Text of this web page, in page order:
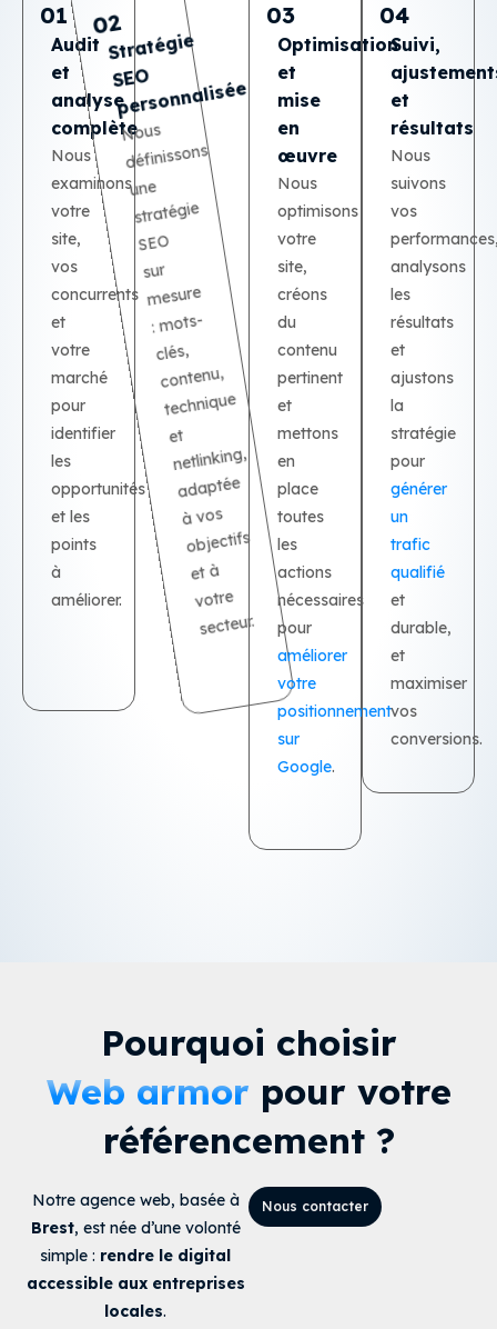
01
Audit
et
analyse
complète
Nous
examinons
votre
site,
vos
concurrents
et
votre
marché
pour
identifier
les
opportunités
et les
points
à
améliorer.
02
Stratégie
SE
O
personnalisée
Nous
définissons
une
stratégie
SEO
sur
mesure
:
mots-
clés,
contenu,
technique
et
netlinking,
adaptée
à vos
objectifs
et à
votre
secteur.
Optimisation
mise
en
œuvre
Nous
optimisons
votre
site,
créons
du
contenu
pertinent
et
mettons
en
place
toutes
les
actions
nécessaires
pour
améliorer
votre
positionnement
sur
Google.
Suivi,
ajustements
résultats
Nous
suivons
vos
performances,
analysons
les
résultats
et
ajustons
la
stratégie
pour
générer
un
trafic
qualifié
durable,
Pourquoi choisir
Web armor pour votre
référencement ?
Notre agence web, basée à
Brest, est née d’une volonté
simple : rendre le digital
accessible aux entreprises
locales.
Nous contacter